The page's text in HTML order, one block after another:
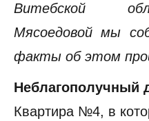
Витебской
Мясоедовой мы
факты об этом
Неблагополучный
Квартира №4, в